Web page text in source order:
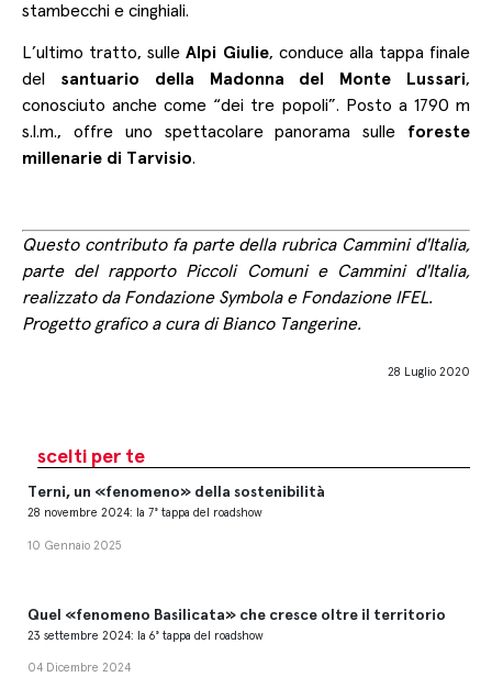
stambecchi e cinghiali.
L’ultimo tratto, sulleAlpi Giulie, conduce alla tappa finale
del santuario della Madonna del Monte Lussari,
conosciuto anche come “dei tre popoli”. Posto a 1790 m
s.l.m., offre uno spettacolare panorama sulle foreste
millenarie di Tarvisio.
Questo contributo fa parte della rubrica Cammini d'Italia,
parte del rapporto Piccoli Comuni e Cammini d'Italia,
realizzato da Fondazione Symbolae Fondazione IFEL.
Progetto grafico a cura diBianco Tangerine.
28 Luglio 2020
scelti per te
Terni, un «fenomeno» della sostenibilità
28 novembre 2024: la 7° tappa del roadshow
10 Gennaio 2025
Quel «fenomeno Basilicata» che cresce oltre il territorio
23 settembre 2024: la 6° tappa del roadshow
04 Dicembre 2024